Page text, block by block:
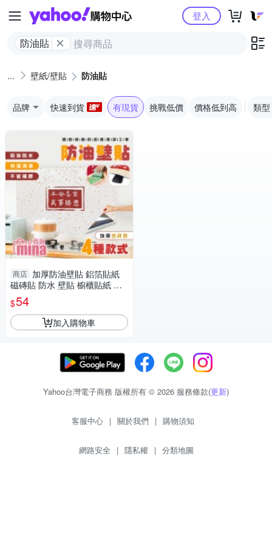
Yahoo購物中心
防油貼
登入
壁紙/壁貼 防油貼
品牌 快速到貨 有現貨 挑戰低價 價格低到高 類型
商店 加厚防油壁貼 鋁箔貼紙
磁磚貼 防水 壁貼 櫥櫃貼紙 廚
房壁貼 (mina百貨)【F0631】
$54
加入購物車
Yahoo台灣電子商務 版權所有 © 2026 服務條款(更新)
客服中心 | 關於我們 | 購物須知
網路安全 | 隱私權 | 分類地圖